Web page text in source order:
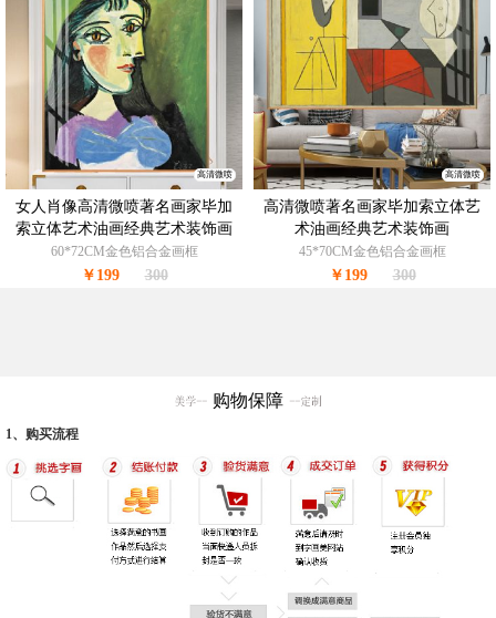
高清微喷
女人肖像高清微喷著名画家毕加
索立体艺术油画经典艺术装饰画
60*72CM金色铝合金画框
￥199 300
高清微喷
高清微喷著名画家毕加索立体艺
术油画经典艺术装饰画
45*70CM金色铝合金画框
￥199 300
购物保障
1、购买流程